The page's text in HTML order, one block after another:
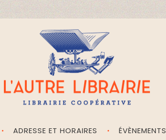
ADRESSE ET HORAIRES ÉVÈNEMENTS